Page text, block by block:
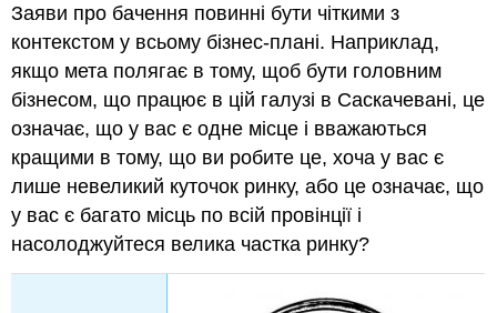
Заяви про бачення повинні бути чіткими з
контекстом у всьому бізнес-плані. Наприклад,
якщо мета полягає в тому, щоб бути головним
бізнесом, що працює в цій галузі в Саскачевані, це
означає, що у вас є одне місце і вважаються
кращими в тому, що ви робите це, хоча у вас є
лише невеликий куточок ринку, або це означає, що
у вас є багато місць по всій провінції і
насолоджуйтеся велика частка ринку?